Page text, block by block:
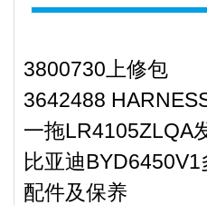
3800730上修包
3642488
一拖LR4105ZLQA
比亚迪
配件及保养